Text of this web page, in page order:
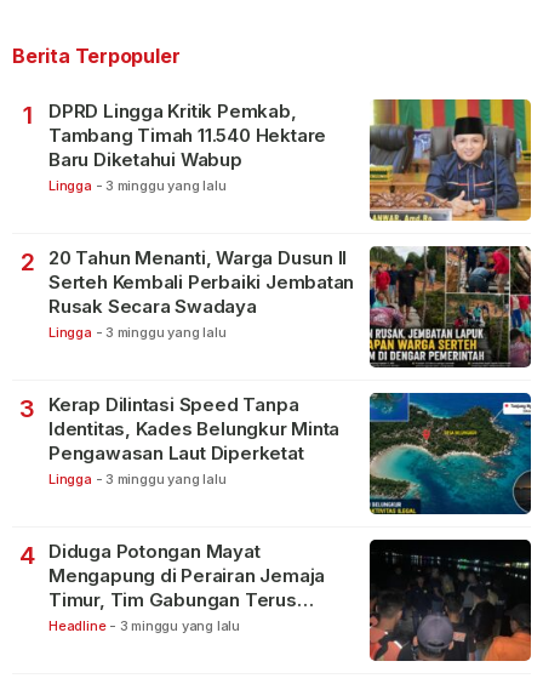
Berita Terpopuler
1
DPRD Lingga Kritik Pemkab,
Tambang Timah 11.540 Hektare
Baru Diketahui Wabup
Lingga - 3 minggu yang lalu
2
20 Tahun Menanti, Warga Dusun II
Serteh Kembali Perbaiki Jembatan
Rusak Secara Swadaya
Lingga - 3 minggu yang lalu
3
Kerap Dilintasi Speed Tanpa
Identitas, Kades Belungkur Minta
Pengawasan Laut Diperketat
Lingga - 3 minggu yang lalu
4
Diduga Potongan Mayat
Mengapung di Perairan Jemaja
Timur, Tim Gabungan Terus
Lakukan Pencarian
Headline - 3 minggu yang lalu